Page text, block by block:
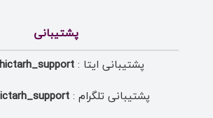
پشتیبانی
پشتیبانی ایتا :
پشتیبانی تلگرام :